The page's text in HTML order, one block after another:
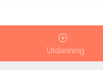
Utdanning